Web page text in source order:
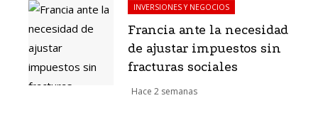
INVERSIONES Y NEGOCIOS
Francia ante la necesidad
de ajustar impuestos sin
fracturas sociales
Hace 2 semanas